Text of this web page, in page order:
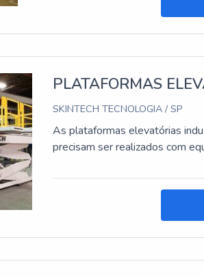
PLATAFORMAS
SKINTECH TECNOLOGIA / SP
As plataformas elevatórias
precisam ser realizados com